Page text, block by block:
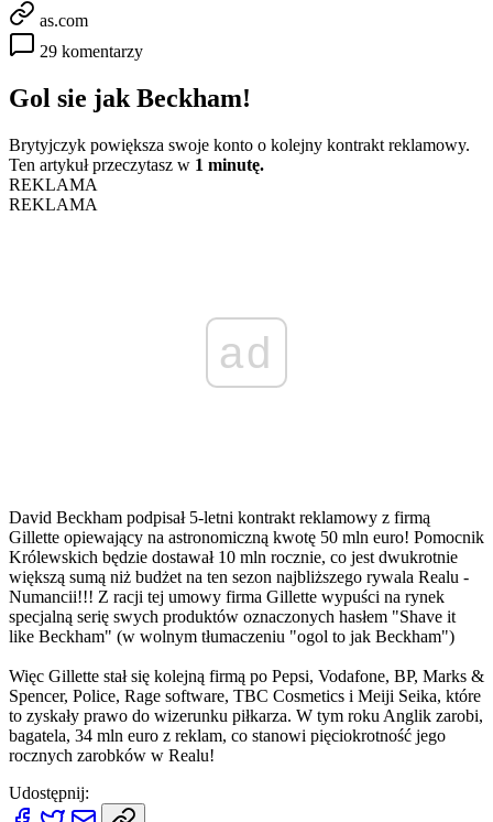
as.com
29 komentarzy
Gol sie jak Beckham!
Brytyjczyk powiększa swoje konto o kolejny kontrakt reklamowy.
Ten artykuł przeczytasz w 1 minutę.
REKLAMA
REKLAMA
ad
David Beckham podpisał 5-letni kontrakt reklamowy z firmą
Gillette opiewający na astronomiczną kwotę 50 mln euro! Pomocnik
Królewskich będzie dostawał 10 mln rocznie, co jest dwukrotnie
większą sumą niż budżet na ten sezon najbliższego rywala Realu -
Numancii!!! Z racji tej umowy firma Gillette wypuści na rynek
specjalną serię swych produktów oznaczonych hasłem "Shave it
like Beckham" (w wolnym tłumaczeniu "ogol to jak Beckham")
Więc Gillette stał się kolejną firmą po Pepsi, Vodafone, BP, Marks &
Spencer, Police, Rage software, TBC Cosmetics i Meiji Seika, które
to zyskały prawo do wizerunku piłkarza. W tym roku Anglik zarobi,
bagatela, 34 mln euro z reklam, co stanowi pięciokrotność jego
rocznych zarobków w Realu!
Udostępnij: